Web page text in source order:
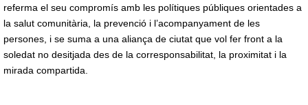
referma el seu compromís amb les polítiques públiques orientades a
la salut comunitària, la prevenció i l’acompanyament de les
persones, i se suma a una aliança de ciutat que vol fer front a la
soledat no desitjada des de la corresponsabilitat, la proximitat i la
mirada compartida.